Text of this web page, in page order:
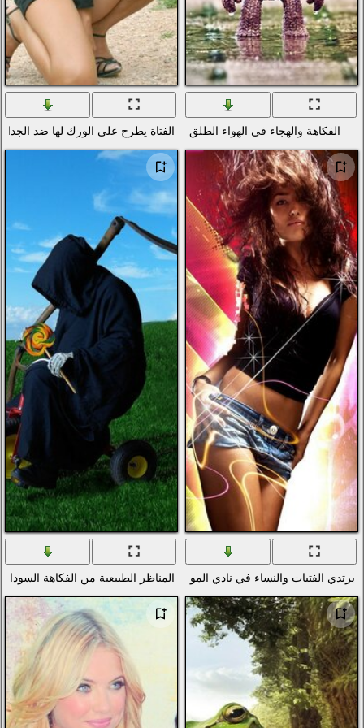
الفتاة يطرح على الورك لها ضد الجدار
المناظر الطبيعية من الفكاهة السوداء على العشب وفي الهواء الطلق
العصرية